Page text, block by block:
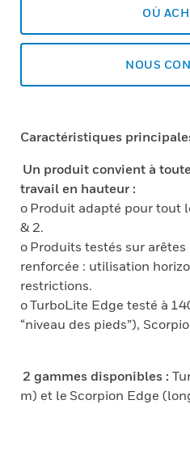
OÙ
NOUS
Caractéristiques
Un produit convient à
travail en hauteur :
o Produit adapté pour tout
& 2.
o Produits testés sur
renforcée : utilisation
restrictions.
oTurboLite Edge testé à 1
“niveau des pieds”),
2 gammes disponibles :
m) et le Scorpion Edge